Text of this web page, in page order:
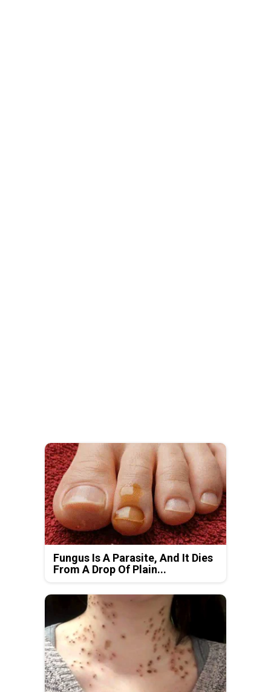
Fungus Is A Parasite, And It Dies
From A Drop Of Plain...